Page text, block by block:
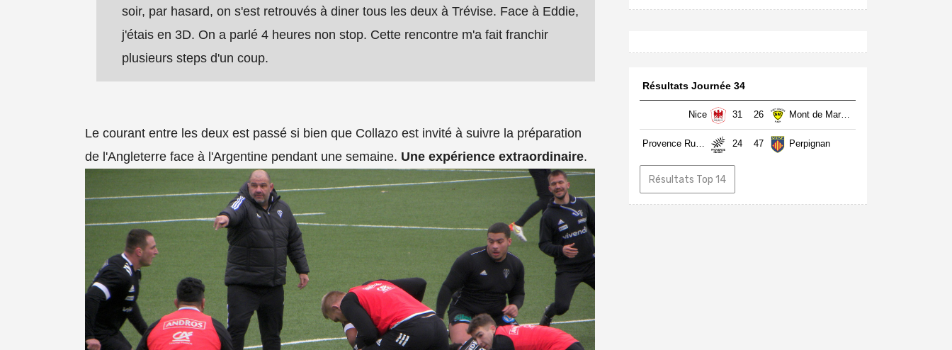
soir, par hasard, on s'est retrouvés à diner tous les deux à Trévise. Face à Eddie,
j'étais en 3D. On a parlé 4 heures non stop. Cette rencontre m'a fait franchir
plusieurs steps d'un coup.
Le courant entre les deux est passé si bien que Collazo est invité à suivre la préparation
de l'Angleterre face à l'Argentine pendant une semaine. Une expérience extraordinaire.
Résultats Journée 34
Nice 31 26 Mont de Marsan
Provence Rugby 24 47 Perpignan
Résultats Top 14